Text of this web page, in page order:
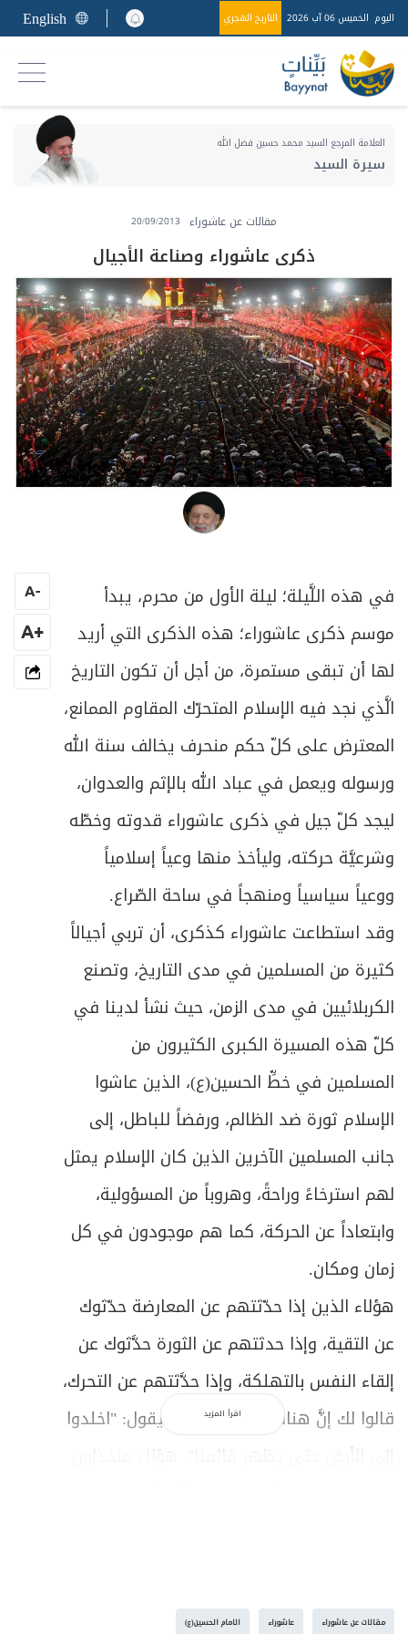
اليوم الخميس 06 آب 2026 التاريخ الهجري English
العلامة المرجع السيد محمد حسين فضل الله
سيرة السيد
مقالات عن عاشوراء 20/09/2013
ذكرى عاشوراء وصناعة الأجيال
في هذه اللَّيلة؛ ليلة الأول من محرم، يبدأ
موسم ذكرى عاشوراء؛ هذه الذكرى التي أريد
لها أن تبقى مستمرة، من أجل أن تكون التاريخ
الَّذي نجد فيه الإسلام المتحرّك المقاوم الممانع،
المعترض على كلّ حكم منحرف يخالف سنة الله
ورسوله ويعمل في عباد الله بالإثم والعدوان،
ليجد كلّ جيل في ذكرى عاشوراء قدوته وخطّه
وشرعيَّة حركته، وليأخذ منها وعياً إسلامياً
ووعياً سياسياً ومنهجاً في ساحة الصّراع.
وقد استطاعت عاشوراء كذكرى، أن تربي أجيالاً
كثيرة من المسلمين في مدى التاريخ، وتصنع
الكربلائيين في مدى الزمن، حيث نشأ لدينا في
كلّ هذه المسيرة الكبرى الكثيرون من
المسلمين في خطِّ الحسين(ع)، الذين عاشوا
الإسلام ثورة ضد الظالم، ورفضاً للباطل، إلى
جانب المسلمين الآخرين الذين كان الإسلام يمثل
لهم استرخاءً وراحةً، وهروباً من المسؤولية،
وابتعاداً عن الحركة، كما هم موجودون في كل
زمان ومكان.
هؤلاء الذين إذا حدّثتهم عن المعارضة حدّثوك
عن التقية، وإذا حدثتهم عن الثورة حدَّثوك عن
إلقاء النفس بالتهلكة، وإذا حدَّثتهم عن التحرك،
قالوا لك إنَّ هناك أكثر من حديث يقول: "اخلدوا
إلى الأرض حتى يظهر قائمنا". هؤلاء منخذلون
تنوّع الأساليب في خطّ الثورة
اقرأ المزيد
-
A
+A
مقالات عن عاشوراء عاشوراء الامام الحسين(ع)